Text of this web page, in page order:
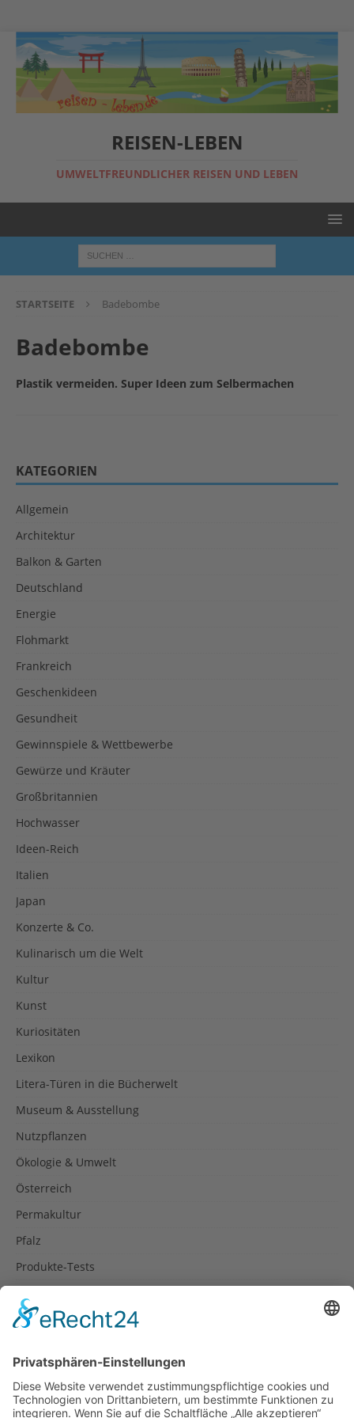
REISEN-LEBEN
UMWELTFREUNDLICHER REISEN UND LEBEN
STARTSEITE Badebombe
Badebombe
Plastik vermeiden. Super Ideen zum Selbermachen
KATEGORIEN
Allgemein
Architektur
Balkon & Garten
Deutschland
Energie
Flohmarkt
Frankreich
Geschenkideen
Gesundheit
Gewinnspiele & Wettbewerbe
Gewürze und Kräuter
Großbritannien
Hochwasser
Ideen-Reich
Italien
Japan
Konzerte & Co.
Kulinarisch um die Welt
Kultur
Kunst
Kuriositäten
Lexikon
Litera-Türen in die Bücherwelt
Museum & Ausstellung
Nutzpflanzen
Ökologie & Umwelt
Österreich
Permakultur
Pfalz
Produkte-Tests
Rezepte
Spanien
Südtirol